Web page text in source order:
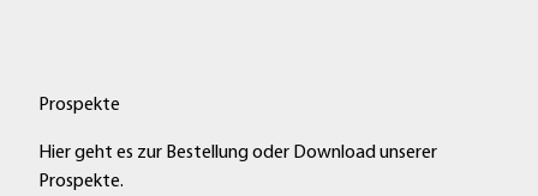
Prospekte
Hier geht es zur Bestellung oder Download unserer
Prospekte.